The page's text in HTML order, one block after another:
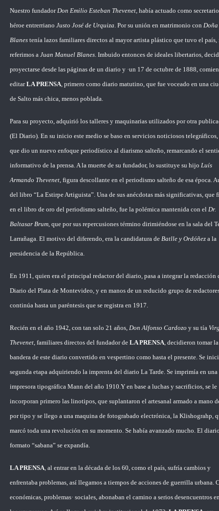
Nuestro fundador Don Emilio Esteban Thevenet , había actuado como
héroe entrerriano Justo José de Urquiza . Por su unión en matrimonio con
Blanes tenía lazos familiares directos al mayor artista plástico que tuvo el país,
referimos a Juan Manuel Blanes . Imbuido entonces de ideales libertarios,
proyectarse desde las páginas de un diario y ·un 17 de octubre de 1888,
editarLA PRENSA , primero como diario matutino, que fue voceado en una
de Salto más chica, menos poblada.
Para su proyecto, adquirió los talleres y maquinarias utilizados por otra
(El Diario). En su inicio este medio se baso en servicios noticiosos
que dio un nuevo enfoque periodístico al diarismo salteño, remarcando el
informativo de la prensa. A la muerte de su fundador, lo sustituye su hijo Luís
Armando Thevenet , figura descollante en el periodismo salteño de esa época.
del libro “La Estirpe Artiguista”. Una de sus anécdotas más significativas, que
en el libro de oro del periodismo salteño, fue la polémica mantenida con el Dr.
Baltasar Brum , que por sus repercusiones término dirimiéndose en la sala del
Larrañaga. El motivo del diferendo, era la candidatura de Batlle y Ordóñez a la
presidencia de la República.
En 1911, quien era el principal redactor del diario, pasa a integrar la redacción
Diario del Plata de Montevideo, y en manos de un reducido grupo de
continúa hasta un paréntesis que se registra en 1917.
Recién en el año 1942, con tan solo 21 años, Don Alfonso Cardozo y su tía
Thevenet , familiares directos del fundador de LA PRENSA , decidieron tomar la
bandera de este diario convertido en vespertino como hasta el presente. Se
segunda etapa adquiriendo la imprenta del diario La Tarde. Se imprimía en una
impresora tipográfica Mann del año 1910.Y en base a luchas y sacrificios, se le
incorporan primero las linotipos, que suplantaron el artesanal armado a mano
por tipo y se llego a una maquina de fotograbado electrónica, la Klishograhp,
marcó toda una revolución en su momento. Se había avanzado mucho. El
formato “sabana” se expandía.
LA PRENSA , al entrar en la década de los 60, como el país, sufría cambios y
enfrentaba problemas, así llegamos a tiempos de acciones de guerrilla urbana.
económicas, problemas· sociales, abonaban el camino a serios desencuentros